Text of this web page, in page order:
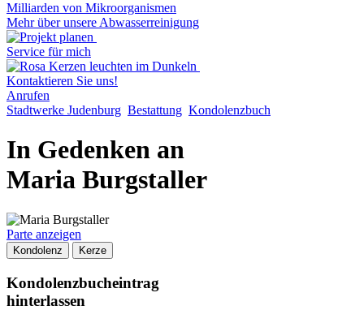
Milliarden von Mikroorganismen
Mehr über unsere Abwasserreinigung
Service für mich
Kontaktieren Sie uns!
Anrufen
Stadtwerke Judenburg Bestattung Kondolenzbuch
In Gedenken an
Maria Burgstaller
Parte anzeigen
Kondolenz Kerze
Kondolenzbucheintrag
hinterlassen